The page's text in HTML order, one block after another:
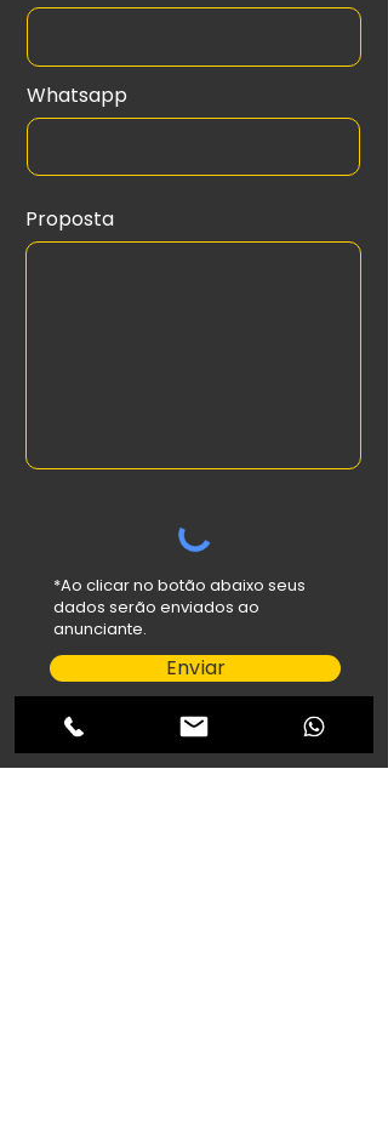
Whatsapp
Proposta
*Ao clicar no botão abaixo seus
dados serão enviados ao
anunciante.
Enviar